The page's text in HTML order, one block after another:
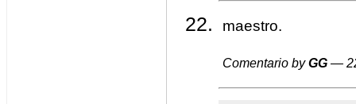
maestro.
Comentario byGG —